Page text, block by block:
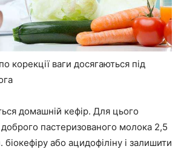
корекції ваги досягаються під
домашній кефір. Для цього
доброго пастеризованого молока 2,5
біокефіру або ацидофіліну і залишити